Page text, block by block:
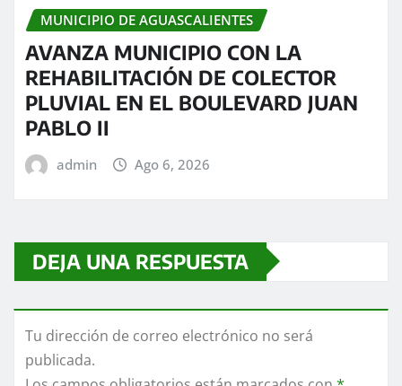
MUNICIPIO DE AGUASCALIENTES
AVANZA MUNICIPIO CON LA
REHABILITACIÓN DE COLECTOR
PLUVIAL EN EL BOULEVARD JUAN
PABLO II
admin Ago 6, 2026
DEJA UNA RESPUESTA
Tu dirección de correo electrónico no será
publicada.